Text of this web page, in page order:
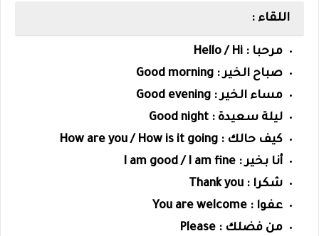
اللقاء :
مرحبا : Hello / Hi
صباح الخير : Good morning
مساء الخير : Good evening
ليلة سعيدة : Good night
كيف حالك : How are you / How is it going
أنا بخير : I am good / I am fine
شكرا : Thank you
عفوا : You are welcome
من فضلك : Please